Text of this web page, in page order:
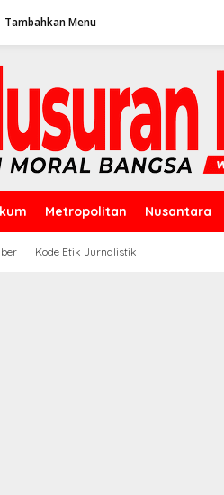
Tambahkan Menu
Metropolitan Nusantara
Kode Etik Jurnalistik